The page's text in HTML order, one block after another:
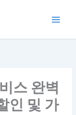
스 완벽
인 및 가